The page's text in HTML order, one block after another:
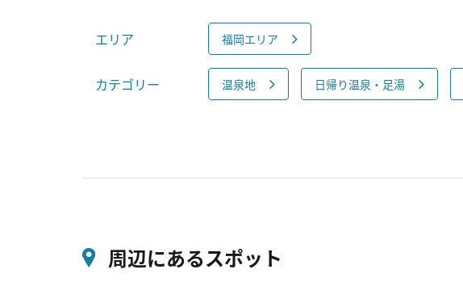
エリア 福岡エリア
カテゴリー 温泉地 日帰り温泉・足湯
周辺にあるスポット